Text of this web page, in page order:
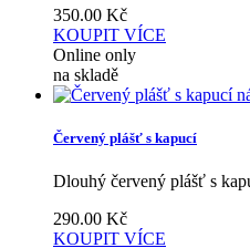
350.00 Kč
KOUPIT VÍCE
Online only
na skladě
Červený plášť s kapucí
Dlouhý červený plášť s
290.00 Kč
KOUPIT VÍCE